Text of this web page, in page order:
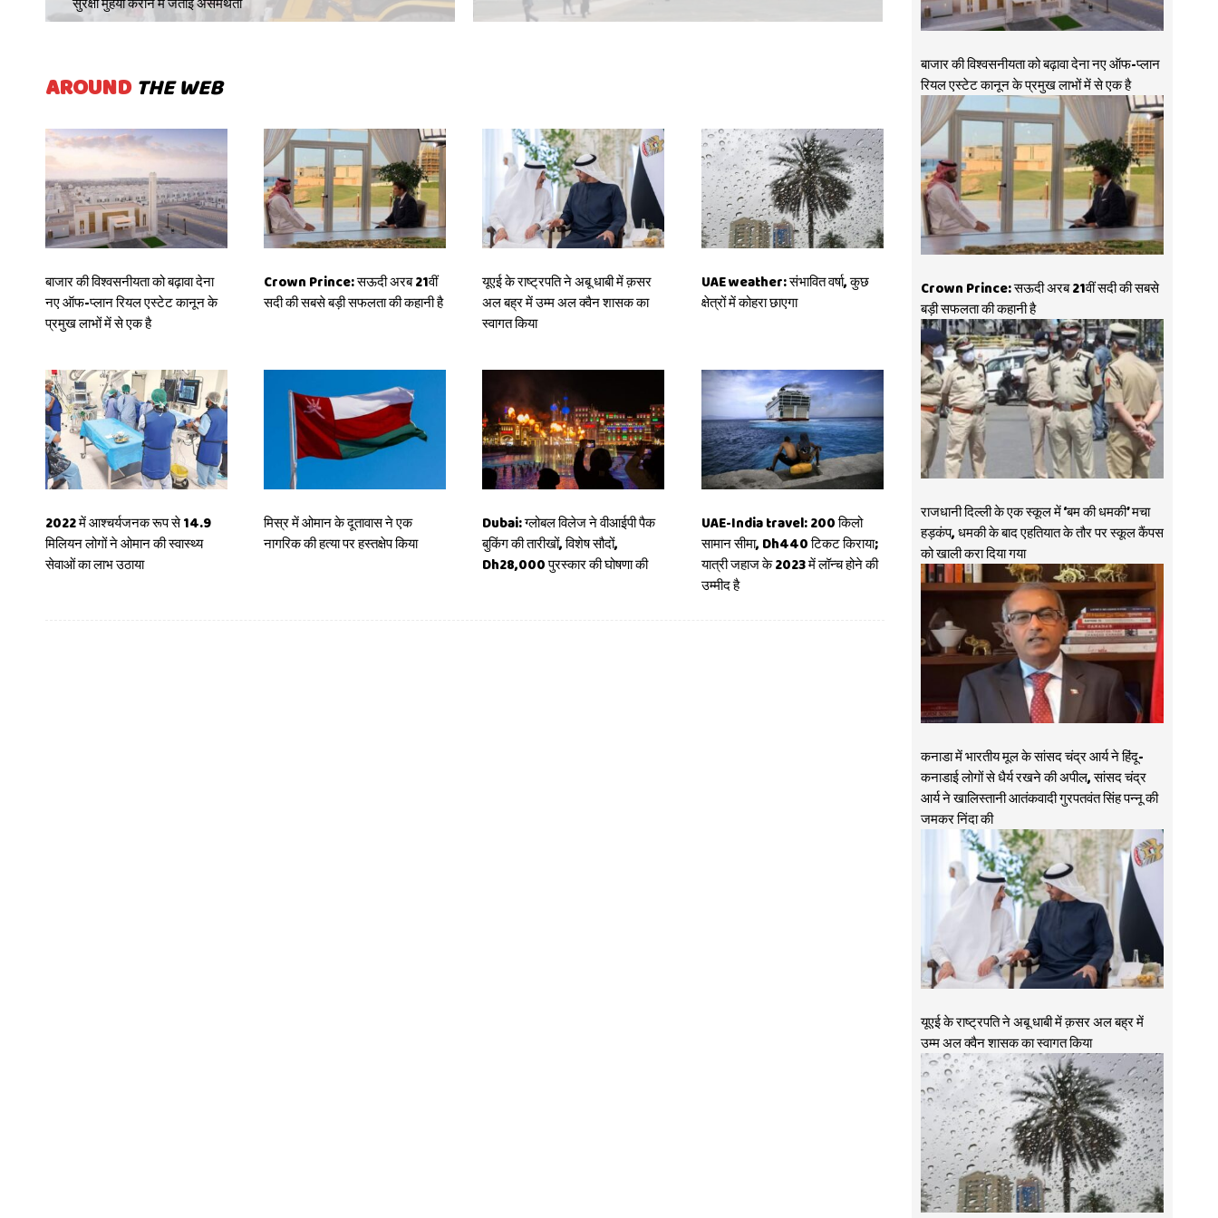
AROUND THE WEB
बाजार की विश्वसनीयता को बढ़ावा देना
नए ऑफ-प्लान रियल एस्टेट कानून के
प्रमुख लाभों में से एक है
Crown Prince: सऊदी अरब 21वीं
सदी की सबसे बड़ी सफलता की कहानी है
यूएई के राष्ट्रपति ने अबू धाबी में क़सर
अल बह्र में उम्म अल क्वैन शासक का
स्वागत किया
UAE weather: संभावित वर्षा, कुछ
क्षेत्रों में कोहरा छाएगा
2022 में आश्चर्यजनक रूप से 14.9
मिलियन लोगों ने ओमान की स्वास्थ्य
सेवाओं का लाभ उठाया
मिस्र में ओमान के दूतावास ने एक
नागरिक की हत्या पर हस्तक्षेप किया
Dubai: ग्लोबल विलेज ने वीआईपी पैक
बुकिंग की तारीखों, विशेष सौदों,
Dh28,000 पुरस्कार की घोषणा की
UAE-India travel: 200 किलो
सामान सीमा, Dh440 टिकट किराया;
यात्री जहाज के 2023 में लॉन्च होने की
उम्मीद है
बाजार की विश्वसनीयता को बढ़ावा देना नए ऑफ-प्लान
रियल एस्टेट कानून के प्रमुख लाभों में से एक है
Crown Prince: सऊदी अरब 21वीं सदी की सबसे
बड़ी सफलता की कहानी है
राजधानी दिल्ली के एक स्कूल में ‘बम की धमकी’ मचा
हड़कंप, धमकी के बाद एहतियात के तौर पर स्कूल कैंपस
को खाली करा दिया गया
कनाडा में भारतीय मूल के सांसद चंद्र आर्य ने हिंदू-
कनाडाई लोगों से धैर्य रखने की अपील, सांसद चंद्र
आर्य ने खालिस्तानी आतंकवादी गुरपतवंत सिंह पन्नू की
जमकर निंदा की
यूएई के राष्ट्रपति ने अबू धाबी में क़सर अल बह्र में
उम्म अल क्वैन शासक का स्वागत किया